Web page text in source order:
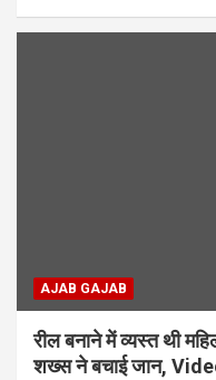
AJAB GAJAB
रील बनाने में व्यस्त थी
शख्स ने बचाई जान,